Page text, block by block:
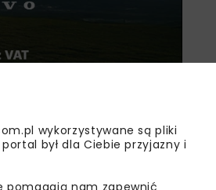
wykorzystywane są pliki
był dla Ciebie przyjazny i
pomagają nam zapewnić